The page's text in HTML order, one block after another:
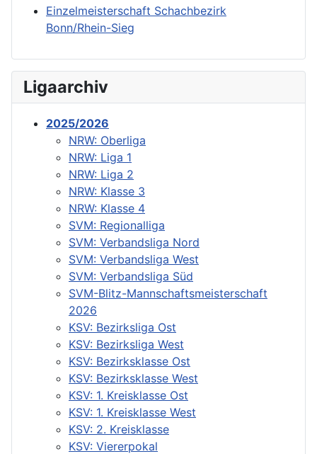
Einzelmeisterschaft Schachbezirk
Bonn/Rhein-Sieg
Ligaarchiv
2025/2026
NRW: Oberliga
NRW: Liga 1
NRW: Liga 2
NRW: Klasse 3
NRW: Klasse 4
SVM: Regionalliga
SVM: Verbandsliga Nord
SVM: Verbandsliga West
SVM: Verbandsliga Süd
SVM-Blitz-Mannschaftsmeisterschaft
2026
KSV: Bezirksliga Ost
KSV: Bezirksliga West
KSV: Bezirksklasse Ost
KSV: Bezirksklasse West
KSV: 1. Kreisklasse Ost
KSV: 1. Kreisklasse West
KSV: 2. Kreisklasse
KSV: Viererpokal